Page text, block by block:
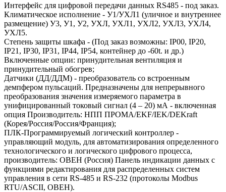
Интерфейс для цифровой передачи данных RS485 - под заказ.
Климатическое исполнение - У1/УХЛ1 (уличное и внутреннее
размещение) У3, У1, У2, УХЛ, УХЛ1, УХЛ2, УХЛ3, УХЛ4,
УХЛ5.
Степень защиты шкафа - (Под заказ возможны: IP00, IP20,
IP21, IP30, IP31, IP44, IP54, контейнер до -60t. и др.)
Включенные опции: принудительная вентиляция и
принудительный обогрев;
Датчики (ДД/ДДМ) - преобразователь со встроенным
демпфером пульсаций. Предназначены для непрерывного
преобразования значения измеряемого параметра в
унифицированный токовый сигнал (4 – 20) мА - включенная
опция Производитель: НПП ПРОМА/EKF/IEK/DEKraft
(Корея/Россия/Россия/Франция);
ПЛК-Программируемый логический контроллер -
управляющий модуль, для автоматизирования определенного
технологического и логического цифрового процесса,
производитель: ОВЕН (Россия) Панель индикации данных с
функциями редактирования для распределенных систем
управления в сети RS-485 и RS-232 (протоколы Modbus
RTU/ASCII, ОВЕН).